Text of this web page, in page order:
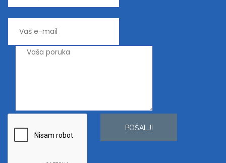
POŠALJI